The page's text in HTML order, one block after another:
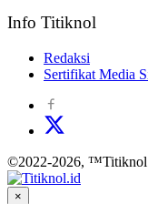
Info Titiknol
Redaksi
Sertifikat Media
©2022-2026,
×